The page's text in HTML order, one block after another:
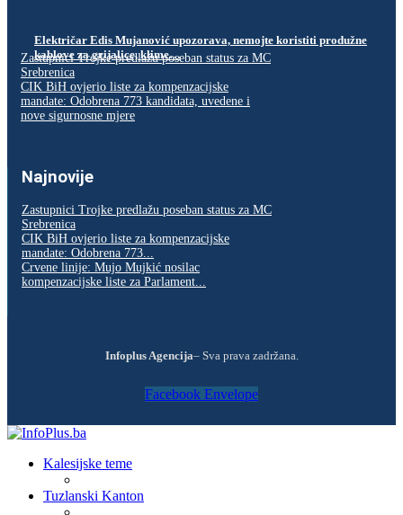
Električar Edis Mujanović upozorava, nemojte koristiti produžne
kablove za grijalice, klime…
Zastupnici Trojke predlažu poseban status za MC
Srebrenica
CIK BiH ovjerio liste za kompenzacijske
mandate: Odobrena 773 kandidata, uvedene i
nove sigurnosne mjere
Najnovije
Zastupnici Trojke predlažu poseban status za MC
Srebrenica
CIK BiH ovjerio liste za kompenzacijske
mandate: Odobrena 773...
Crvene linije: Mujo Mujkić nosilac
kompenzacijske liste za Parlament...
Infoplus Agencija– Sva prava zadržana.
Facebook Envelope
Kalesijske teme
Tuzlanski Kanton